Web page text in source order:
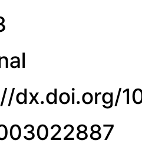
dx.doi.org/